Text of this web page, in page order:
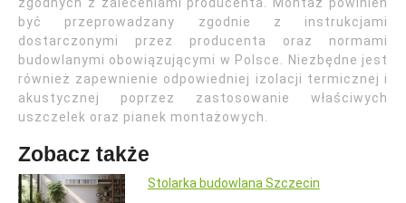
być przeprowadzany zgodnie z instrukcjami
dostarczonymi przez producenta oraz normami
budowlanymi obowiązującymi w Polsce. Niezbędne jest
również zapewnienie odpowiedniej izolacji termicznej i
akustycznej poprzez zastosowanie właściwych
uszczelek oraz pianek montażowych.
Zobacz także
Stolarka budowlana Szczecin